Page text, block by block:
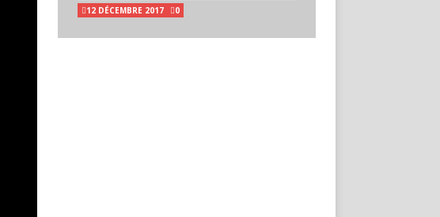
12 DÉCEMBRE 2017 0